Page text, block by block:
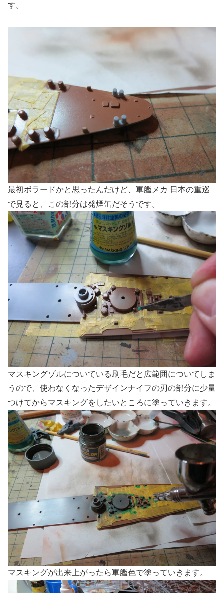
す。
最初ボラードかと思ったんだけど、軍艦メカ 日本の重巡
で見ると、この部分は発煙缶だそうです。
マスキングゾルについている刷毛だと広範囲についてしま
うので、使わなくなったデザインナイフの刃の部分に少量
つけてからマスキングをしたいところに塗っていきます。
マスキングが出来上がったら軍艦色で塗っていきます。